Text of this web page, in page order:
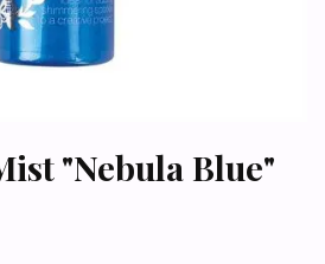
"Nebula Blue"